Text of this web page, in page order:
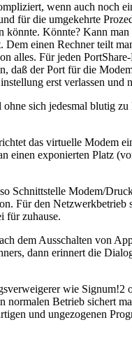
wenn auch noch
für die umgekehrte
Könnte? Kann
einen Rechner teilt
alles. Für jeden
daß der Port für die
erst verlassen und
sich jedesmal blutig
das virtuelle Modem
exponierten Platz
Modem/
Für den
für zuhause.
dem Ausschalten von
dann erinnert die
wie Signum!2
Betrieb sichert
und ungezogenen